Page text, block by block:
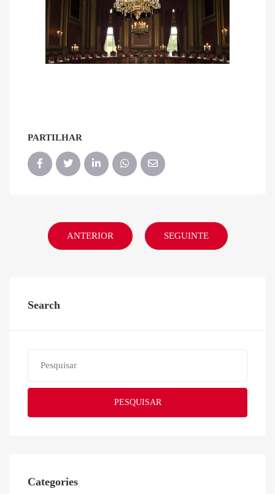
PARTILHAR
ANTERIOR SEGUINTE
Search
PESQUISAR
Categories